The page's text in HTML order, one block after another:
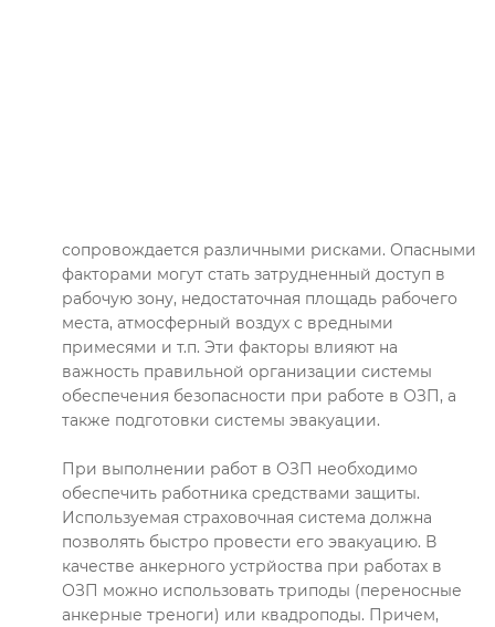
сопровождается различными рисками. Опасными
факторами могут стать затрудненный доступ в
рабочую зону, недостаточная площадь рабочего
места, атмосферный воздух с вредными
примесями и т.п. Эти факторы влияют на
важность правильной организации системы
обеспечения безопасности при работе в ОЗП, а
также подготовки системы эвакуации.
При выполнении работ в ОЗП необходимо
обеспечить работника средствами защиты.
Используемая страховочная система должна
позволять быстро провести его эвакуацию. В
качестве анкерного устрйоства при работах в
ОЗП можно использовать триподы (переносные
анкерные треноги) или квадроподы. Причем,